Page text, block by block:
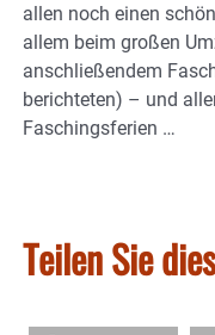
allen noch einen
allem beim großen
anschließendem
berichteten) – und
Faschingsferien …
Teilen Sie